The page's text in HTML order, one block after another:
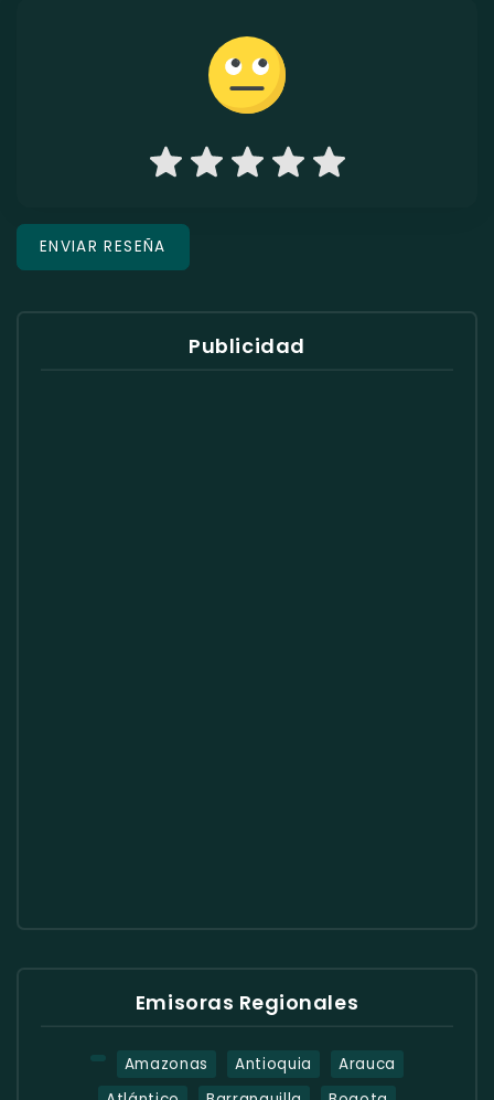
Publicidad
Emisoras Regionales
Amazonas Antioquia
Arauca